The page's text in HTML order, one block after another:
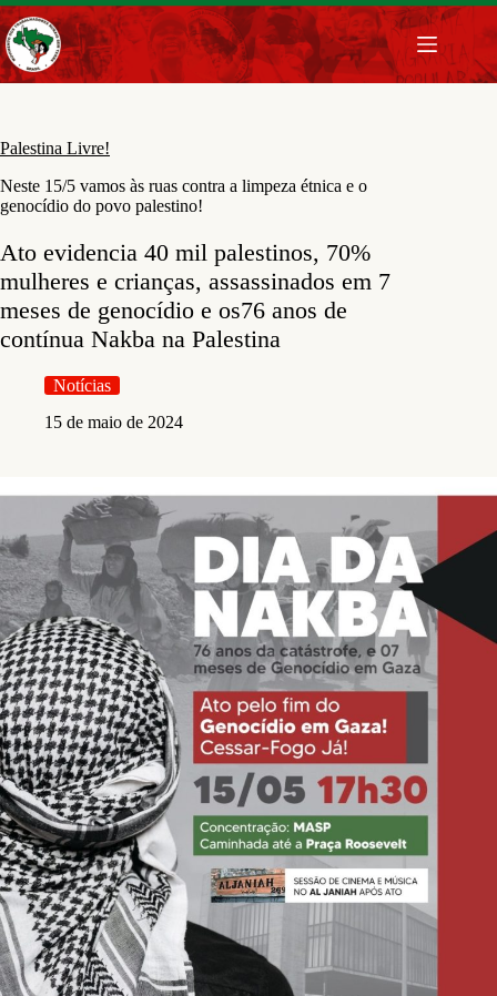
Pular
para
o
conteúdo
Palestina Livre!
Neste 15/5 vamos às ruas contra a limpeza étnica e o
genocídio do povo palestino!
Ato evidencia 40 mil palestinos, 70%
mulheres e crianças, assassinados em 7
meses de genocídio e os76 anos de
contínua Nakba na Palestina
Notícias
15 de maio de 2024